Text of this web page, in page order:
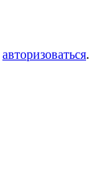
авторизоваться.